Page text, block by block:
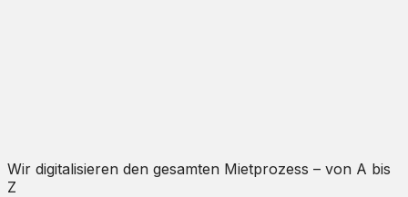
Wir digitalisieren den gesamten Mietprozess – von A bis
Z